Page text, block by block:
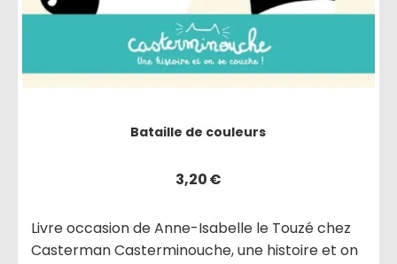
Bataille de couleurs
3,20€
Livre occasion de Anne-Isabelle le Touzé chez
Casterman Casterminouche, une histoire et on